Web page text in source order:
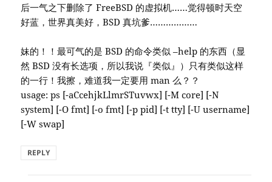
后一气之下删除了 FreeBSD 的虚拟机……觉得顿时天空
好蓝，世界真美好，BSD 真坑爹………………
妹的！！最可气的是 BSD 的命令类似 –help 的东西（显
然 BSD 没有长选项，所以我说『类似』）只有类似这样
的一行！我擦，难道我一定要用 man 么？？
usage: ps [-aCcehjkLlmrSTuvwx] [-M core] [-N
system] [-O fmt] [-o fmt] [-p pid] [-t tty] [-U username]
[-W swap]
REPLY